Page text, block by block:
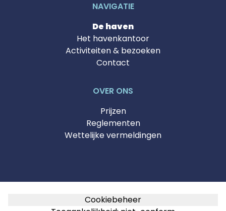
NAVIGATIE
De haven
Het havenkantoor
Activiteiten & bezoeken
Contact
OVER ONS
Prijzen
Reglementen
Wettelijke vermeldingen
Cookiebeheer